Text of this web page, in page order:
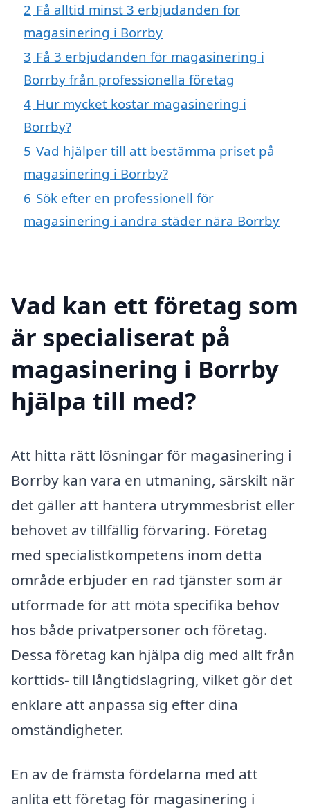
2 Få alltid minst 3 erbjudanden för
magasinering i Borrby
3 Få 3 erbjudanden för magasinering i
Borrby från professionella företag
4 Hur mycket kostar magasinering i
Borrby?
5 Vad hjälper till att bestämma priset på
magasinering i Borrby?
6 Sök efter en professionell för
magasinering i andra städer nära Borrby
Vad kan ett företag som
är specialiserat på
magasinering i Borrby
hjälpa till med?
Att hitta rätt lösningar för magasinering i
Borrby kan vara en utmaning, särskilt när
det gäller att hantera utrymmesbrist eller
behovet av tillfällig förvaring. Företag
med specialistkompetens inom detta
område erbjuder en rad tjänster som är
utformade för att möta specifika behov
hos både privatpersoner och företag.
Dessa företag kan hjälpa dig med allt från
korttids- till långtidslagring, vilket gör det
enklare att anpassa sig efter dina
omständigheter.
En av de främsta fördelarna med att
anlita ett företag för magasinering i